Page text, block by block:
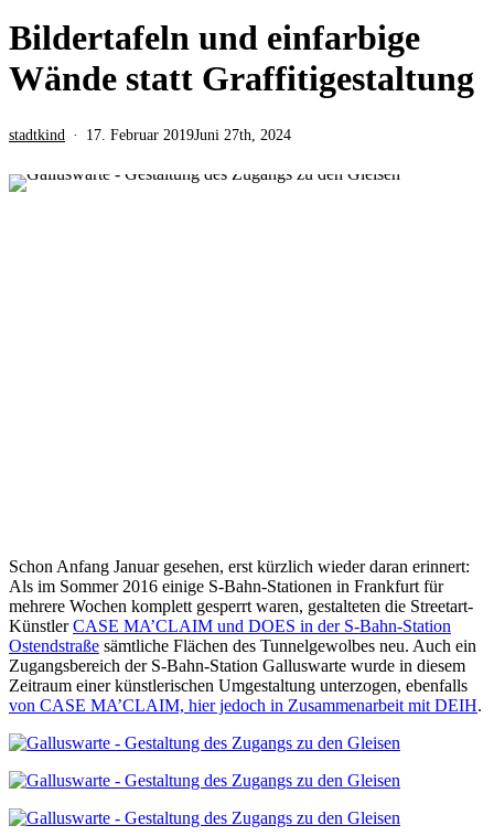
Bildertafeln und einfarbige
Wände statt Graffitigestaltung
stadtkind 17. Februar 2019Juni 27th, 2024
Schon Anfang Januar gesehen, erst kürzlich wieder daran erinnert:
Als im Sommer 2016 einige S-Bahn-Stationen in Frankfurt für
mehrere Wochen komplett gesperrt waren, gestalteten die Streetart-
KünstlerCASE MA’CLAIM und DOES in der S-Bahn-Station
Ostendstraße sämtliche Flächen des Tunnelgewolbes neu. Auch ein
Zugangsbereich der S-Bahn-Station Galluswarte wurde in diesem
Zeitraum einer künstlerischen Umgestaltung unterzogen, ebenfalls
von CASE MA’CLAIM, hier jedoch in Zusammenarbeit mit DEIH.